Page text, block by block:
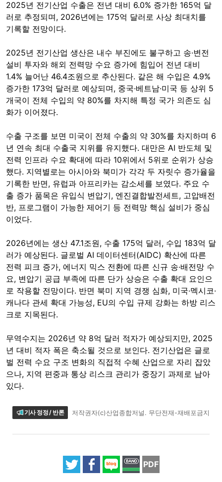
2025년 전기산업 수출은 전년 대비 6.0% 증가한 165억 달
러로 추정되며, 2026년에는 175억 달러로 사상 최대치를
기록할 전망이다.
2025년 전기산업 생산은 내수 부진에도 불구하고 송·변전
설비 투자와 해외 전력망 수요 증가에 힘입어 전년 대비
1.4% 늘어난 46.4조원으로 추산된다. 같은 해 수입은 4.9%
증가한 173억 달러로 예상되며, 중국·베트남·미국 등 상위 5
개국이 전체 수입의 약 80%를 차지해 특정 국가 의존도 심
화가 이어졌다.
수출 구조를 보면 미국이 전체 수출의 약 30%를 차지하며 6
년 연속 최대 수출국 지위를 유지했다. 대만은 AI 반도체 및
전력 인프라 수요 확대에 따라 10위에서 5위로 순위가 상승
했다. 지역별로는 아시아와 북미가 각각 두 자릿수 증가율을
기록한 반면, 유럽과 아프리카는 감소세를 보였다. 주요 수
출 증가 품목은 유입식 변압기, 엔진결합발전세트, 고압배전
반, 프로그램이 가능한 제어기 등 전력망 핵심 설비가 중심
이었다.
2026년에는 생산 47.1조원, 수출 175억 달러, 수입 183억 달
러가 예상된다. 글로벌 AI 데이터센터(AIDC) 확산에 따른
전력 피크 증가, 에너지 믹스 전환에 따른 신규 송·배전망 수
요, 변압기 공급 부족에 따른 단가 상승은 수출 확대 요인으
로 작용할 전망이다. 반면 북미 지역 경쟁 심화, 미국·멕시코·
캐나다 관세 확대 가능성, EU의 수입 규제 강화는 하방 리스
크로 지목된다.
무역수지는 2026년 약 8억 달러 적자가 예상되지만, 2025
년 대비 적자 폭은 축소될 것으로 보인다. 전기산업은 글로
벌 전력 수요 구조 변화의 직접적 수혜 산업으로 자리 잡았
으나, 지역 편중과 통상 리스크 관리가 중장기 과제로 남아
있다.
기사 정정 / 반론 저작권자(c)산업종합저널. 무단전재-재배포금지
PDF